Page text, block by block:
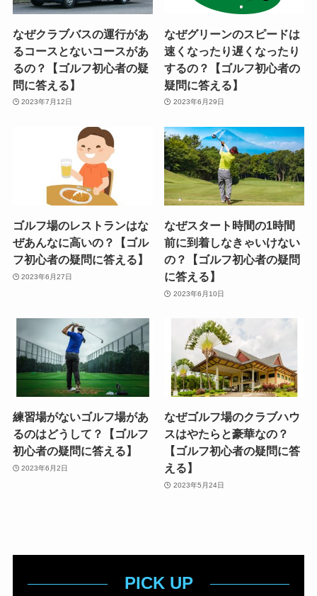
なぜクラブバスの運行があ
るコースとないコースがあ
るの？【ゴルフ初心者の疑
問に答える】
2023年7月12日
なぜグリーンのスピードは
速くなったり遅くなったり
するの？【ゴルフ初心者の
疑問に答える】
2023年6月29日
ゴルフ場のレストランはな
ぜあんなに高いの？【ゴル
フ初心者の疑問に答える】
2023年6月27日
なぜスタート時間の1時間
前に到着しなきゃいけない
の？【ゴルフ初心者の疑問
に答える】
2023年6月10日
練習場がないゴルフ場があ
るのはどうして？【ゴルフ
初心者の疑問に答える】
2023年6月2日
なぜゴルフ場のクラブハウ
スはやたらと豪華なの？
【ゴルフ初心者の疑問に答
える】
2023年5月24日
PICK UP